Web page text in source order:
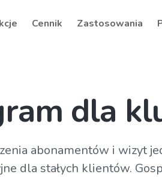
Cennik Zastosowania
dla
abonamentów i wizyt
dla stałych klientów.